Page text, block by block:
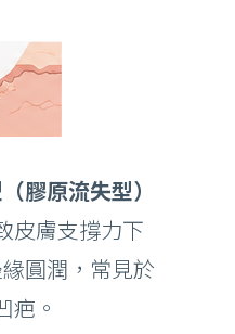
膠原流失型）
皮膚支撐力下
圓潤，常見於
疤。